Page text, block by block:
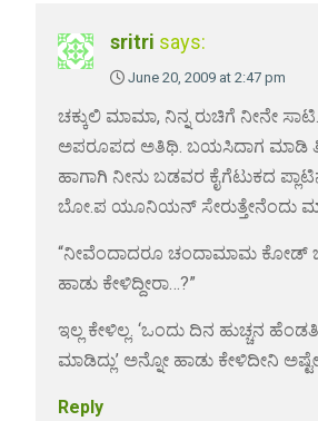
sritri says:
June 20, 2009 at 2:47 pm
ಚಕ್ಕುಲಿ ಮಾಮಾ, ನಿನ್ನ ರುಚಿಗೆ ನೀನೇ
ಅಪರೂಪದ ಅತಿಥಿ. ಬಯಸಿದಾಗ ಮಾಡಿ
ಹಾಗಾಗಿ ನೀನು ಬಡವರ ಕೈಗೆಟುಕದ
ಬೋ.ಪ ಯೂನಿಯನ್ ಸೇರುತ್ತೇನೆಂದು
“ನೀವೆಂದಾದರೂ ಚಂದಾಮಾಮ ಕೋಡ್
ಹಾಡು ಕೇಳಿದ್ದೀರಾ…?”
ಇಲ್ಲ ಕೇಳಿಲ್ಲ. ‘ಒಂದು ದಿನ ಹುಚ್ಚನ
ಮಾಡಿದ್ಲು’ ಅನ್ನೋ ಹಾಡು ಕೇಳಿದೀನಿ
Reply